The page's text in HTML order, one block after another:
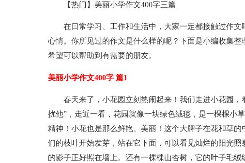
【热门】美丽小学作文400字三篇
在日常学习、工作和生活中，大家一定都接触过作
心情。你所见过的作文是什么样的呢？下面是小编收集整
希望可以帮助到有需要的朋友。
美丽小学作文400字 篇1
春天来了，小花园立刻热闹起来！我们走进小花园
扰他”，走近一看，花园就像一块绿色绒毯，是一棵棵小
精神！小花也是那么鲜艳、美丽！这个大牌子在花和草
们的枝叶开始发芽，站在它下面，可以看见灿烂的阳光
的影子正好照在墙上。还有一棵棵山杏树，它的叶子毛